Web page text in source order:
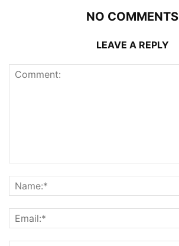
NO COMMENTS
LEAVE A REPLY